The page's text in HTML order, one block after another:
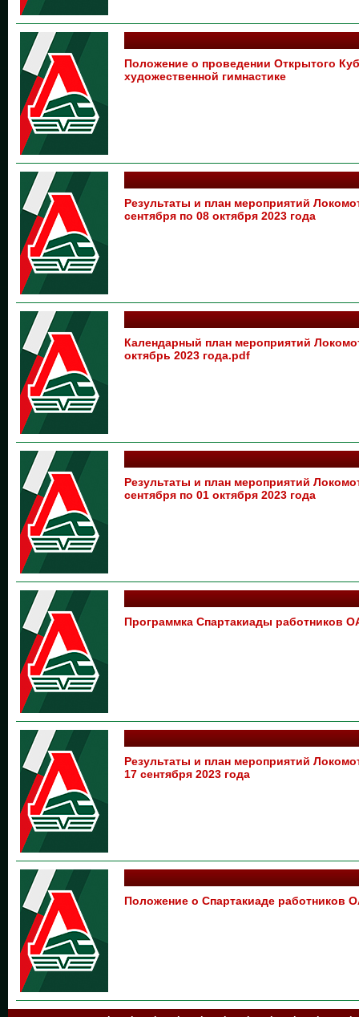
Положение о проведении Открытого
художественной гимнастике
Результаты и план мероприятий
сентября по 08 октября 2023 года
Календарный план мероприятий
октябрь 2023 года.pdf
Результаты и план мероприятий
сентября по 01 октября 2023 года
Программка Спартакиады работников
Результаты и план мероприятий
17 сентября 2023 года
Положение о Спартакиаде работников